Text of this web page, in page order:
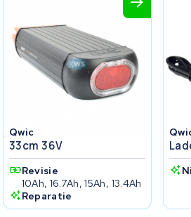
Qwic
33cm 36V
Revisie
10Ah, 16.7Ah, 15Ah, 13.4Ah
Reparatie